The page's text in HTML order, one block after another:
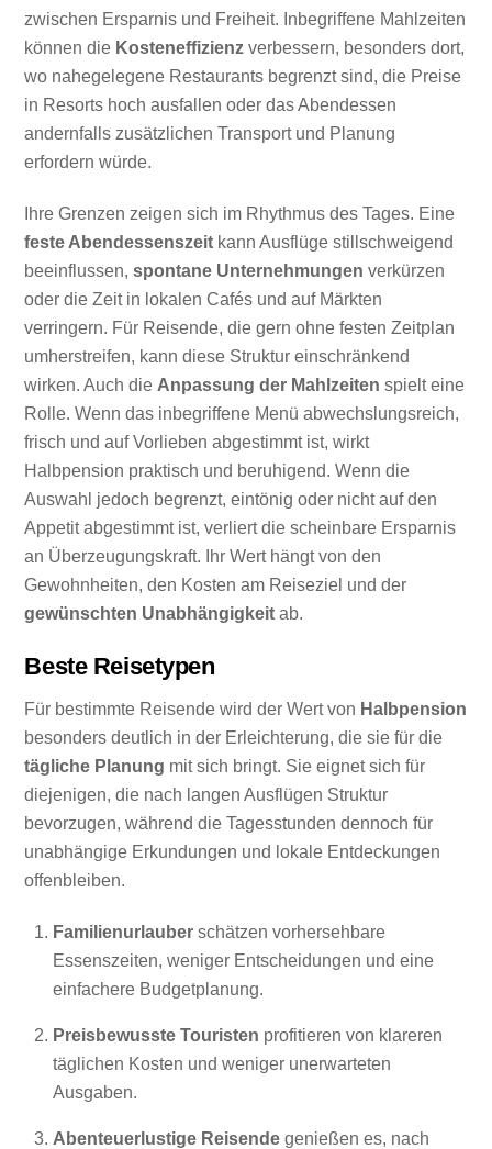
zwischen Ersparnis und Freiheit. Inbegriffene Mahlzeiten
können die Kosteneffizienz verbessern, besonders dort,
wo nahegelegene Restaurants begrenzt sind, die Preise
in Resorts hoch ausfallen oder das Abendessen
andernfalls zusätzlichen Transport und Planung
erfordern würde.
Ihre Grenzen zeigen sich im Rhythmus des Tages. Eine
feste Abendessenszeit kann Ausflüge stillschweigend
beeinflussen,spontane Unternehmungen verkürzen
oder die Zeit in lokalen Cafés und auf Märkten
verringern. Für Reisende, die gern ohne festen Zeitplan
umherstreifen, kann diese Struktur einschränkend
wirken. Auch die Anpassung der Mahlzeiten spielt eine
Rolle. Wenn das inbegriffene Menü abwechslungsreich,
frisch und auf Vorlieben abgestimmt ist, wirkt
Halbpension praktisch und beruhigend. Wenn die
Auswahl jedoch begrenzt, eintönig oder nicht auf den
Appetit abgestimmt ist, verliert die scheinbare Ersparnis
an Überzeugungskraft. Ihr Wert hängt von den
Gewohnheiten, den Kosten am Reiseziel und der
gewünschten Unabhängigkeit ab.
Beste Reisetypen
Für bestimmte Reisende wird der Wert von Halbpension
besonders deutlich in der Erleichterung, die sie für die
tägliche Planung mit sich bringt. Sie eignet sich für
diejenigen, die nach langen Ausflügen Struktur
bevorzugen, während die Tagesstunden dennoch für
unabhängige Erkundungen und lokale Entdeckungen
offenbleiben.
Familienurlauber schätzen vorhersehbare
Essenszeiten, weniger Entscheidungen und eine
einfachere Budgetplanung.
Preisbewusste Touristen profitieren von klareren
täglichen Kosten und weniger unerwarteten
Ausgaben.
Abenteuerlustige Reisende genießen es, nach